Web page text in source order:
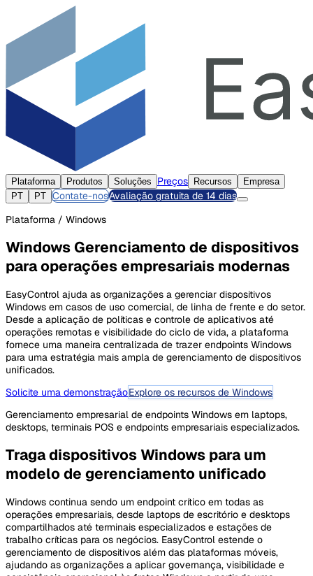
Plataforma Produtos Soluções Preços Recursos
Empresa
PT
PT Contate-nosAvaliação gratuita de 14 dias
Plataforma / Windows
Windows Gerenciamento de dispositivos
para operações empresariais modernas
EasyControl ajuda as organizações a gerenciar dispositivos
Windows em casos de uso comercial, de linha de frente e do setor.
Desde a aplicação de políticas e controle de aplicativos até
operações remotas e visibilidade do ciclo de vida, a plataforma
fornece uma maneira centralizada de trazer endpoints Windows
para uma estratégia mais ampla de gerenciamento de dispositivos
unificados.
Solicite uma demonstraçãoExplore os recursos de Windows
Gerenciamento empresarial de endpoints Windows em laptops,
desktops, terminais POS e endpoints empresariais especializados.
Traga dispositivos Windows para um
modelo de gerenciamento unificado
Windows continua sendo um endpoint crítico em todas as
operações empresariais, desde laptops de escritório e desktops
compartilhados até terminais especializados e estações de
trabalho críticas para os negócios. EasyControl estende o
gerenciamento de dispositivos além das plataformas móveis,
ajudando as organizações a aplicar governança, visibilidade e